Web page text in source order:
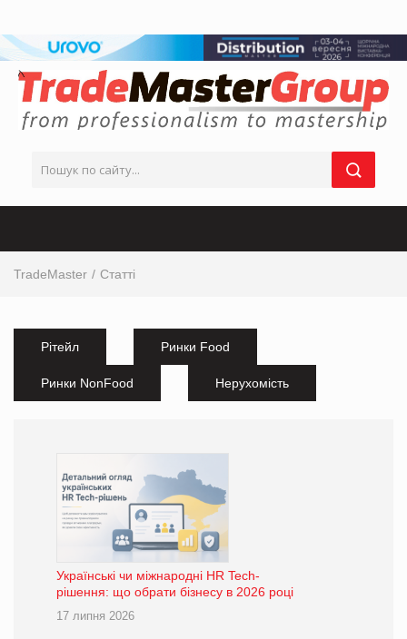
TradeMaster Статті
Рітейл Ринки Food
Ринки NonFood Нерухомість
Українські чи міжнародні HR Tech-
рішення: що обрати бізнесу в 2026 році
17 липня 2026